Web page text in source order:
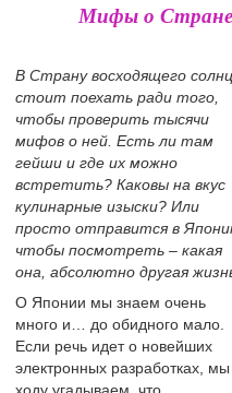
Мифы о Стране
В Страну восходящего
стоит поехать ради того,
чтобы проверить тысячи
мифов о ней. Есть ли там
гейши и где их можно
встретить? Каковы на вкус
кулинарные изыски? Или
просто отправится в
чтобы посмотреть – какая
она, абсолютно другая
О Японии мы знаем очень
много и… до обидного мало.
Если речь идет о новейших
электронных разработках, мы